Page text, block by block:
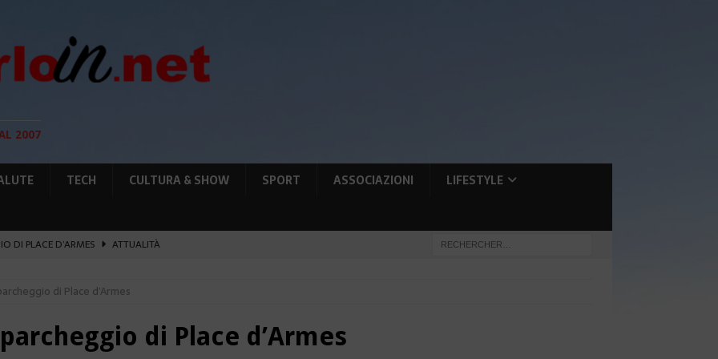
2007
TECH CULTURA & SHOW SPORT ASSOCIAZIONI
LIFESTYLE
DI PLACE D’ARMES
ATTUALITÀ
LE PRECAUZIONI PER OSSERVARLA
SOSTIENE LA RIFORMA
CULTURA&SHOW
SULLE NUOVE RISORSE
di Place d’Armes
di Place d’Armes